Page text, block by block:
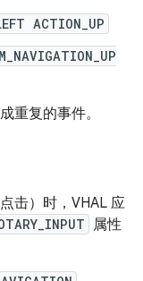
ACTION_UP
重复的事件。
击）时，VHAL 应
属性